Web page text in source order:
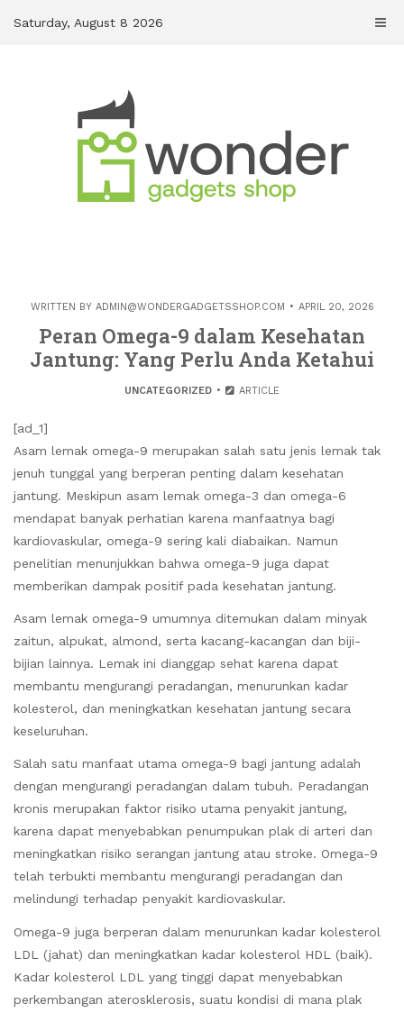
Saturday, August 8 2026
WRITTEN BY ADMIN@WONDERGADGETSSHOP.COM APRIL 20, 2026
Peran Omega-9 dalam Kesehatan
Jantung: Yang Perlu Anda Ketahui
UNCATEGORIZED ARTICLE
[ad_1]
Asam lemak omega-9 merupakan salah satu jenis lemak tak
jenuh tunggal yang berperan penting dalam kesehatan
jantung. Meskipun asam lemak omega-3 dan omega-6
mendapat banyak perhatian karena manfaatnya bagi
kardiovaskular, omega-9 sering kali diabaikan. Namun
penelitian menunjukkan bahwa omega-9 juga dapat
memberikan dampak positif pada kesehatan jantung.
Asam lemak omega-9 umumnya ditemukan dalam minyak
zaitun, alpukat, almond, serta kacang-kacangan dan biji-
bijian lainnya. Lemak ini dianggap sehat karena dapat
membantu mengurangi peradangan, menurunkan kadar
kolesterol, dan meningkatkan kesehatan jantung secara
keseluruhan.
Salah satu manfaat utama omega-9 bagi jantung adalah
dengan mengurangi peradangan dalam tubuh. Peradangan
kronis merupakan faktor risiko utama penyakit jantung,
karena dapat menyebabkan penumpukan plak di arteri dan
meningkatkan risiko serangan jantung atau stroke. Omega-9
telah terbukti membantu mengurangi peradangan dan
melindungi terhadap penyakit kardiovaskular.
Omega-9 juga berperan dalam menurunkan kadar kolesterol
LDL (jahat) dan meningkatkan kadar kolesterol HDL (baik).
Kadar kolesterol LDL yang tinggi dapat menyebabkan
perkembangan aterosklerosis, suatu kondisi di mana plak